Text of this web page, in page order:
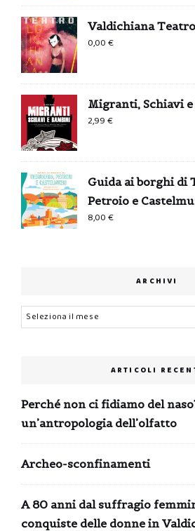
Valdichiana
0,00€
Migranti, Schiavi
2,99€
Guida ai borghi di
Petroio e
8,00€
ARCHIVI
Archivi
ARTICOLI
Perché non ci fidiamo del
un’antropologia dell’olfatto
Archeo-sconfinamenti
A 80 anni dal suffragio
conquiste delle donne in